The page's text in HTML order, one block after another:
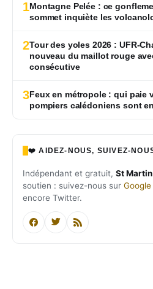
1Montagne Pelée : ce
sommet inquiète les
2Tour des yoles 2026 : UFR-
nouveau du maillot rouge
consécutive
3Feux en métropole : qui paie
pompiers calédoniens sont
❤️ AIDEZ-NOUS, SUIVEZ-
Indépendant et gratuit, St
soutien : suivez-nous sur
encore Twitter.